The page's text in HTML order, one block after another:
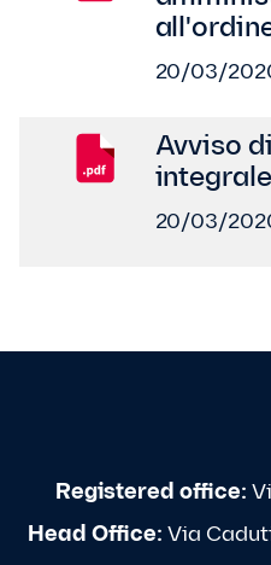
20/03/
Avviso
integrale
20/03/
Registered office:
Head Office: Via